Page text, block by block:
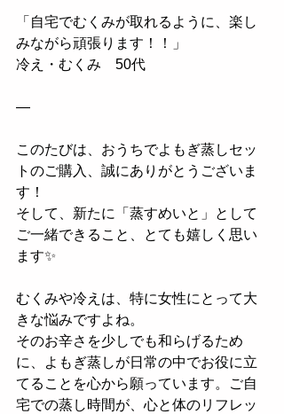
「自宅でむくみが取れるように、楽し
みながら頑張ります！！」
冷え・むくみ　50代
—
このたびは、おうちでよもぎ蒸しセッ
トのご購入、誠にありがとうございま
す！
そして、新たに「蒸すめいと」として
ご一緒できること、とても嬉しく思い
ます✨
むくみや冷えは、特に女性にとって大
きな悩みですよね。
そのお辛さを少しでも和らげるため
に、よもぎ蒸しが日常の中でお役に立
てることを心から願っています。ご自
宅での蒸し時間が、心と体のリフレッ